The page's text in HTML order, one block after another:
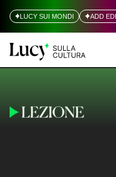
LUCY SUI MONDI ADD